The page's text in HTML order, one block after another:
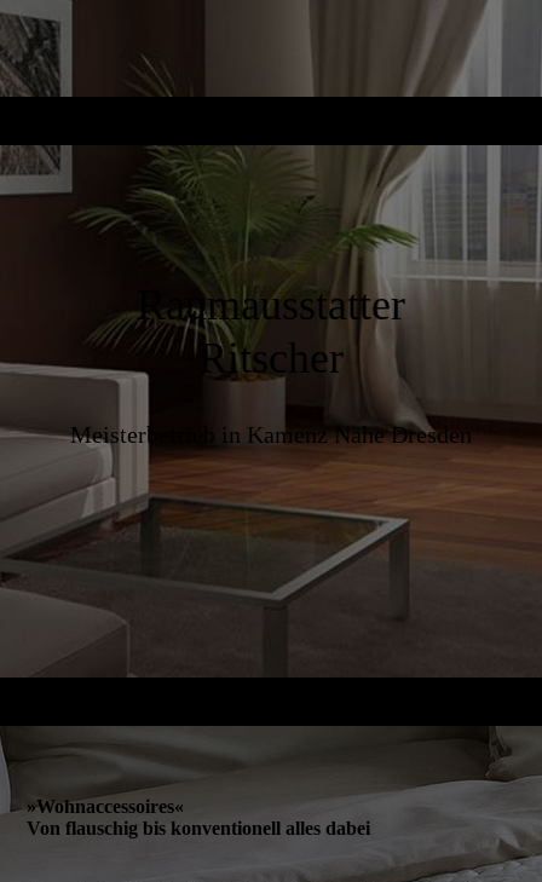
Raumausstatter
Ritscher
Meisterbetrieb in Kamenz Nähe Dresden
»Wohnacces­soires«
Von flauschig bis konventionell alles dabei